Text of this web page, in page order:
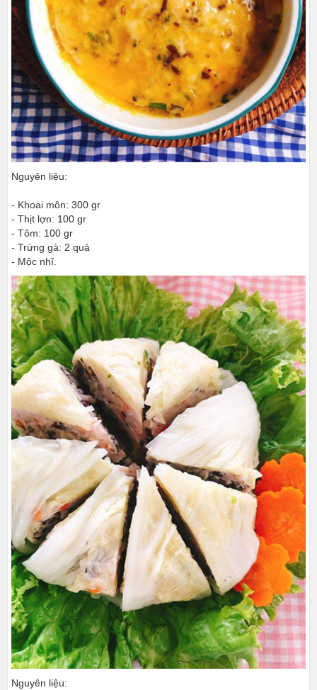
Nguyên liệu:
- Khoai môn: 300 gr
- Thịt lợn: 100 gr
- Tôm: 100 gr
- Trứng gà: 2 quả
- Mộc nhĩ.
Nguyên liệu: